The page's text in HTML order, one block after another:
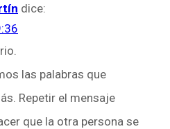
dice:
las palabras que
Repetir el mensaje
que la otra persona se